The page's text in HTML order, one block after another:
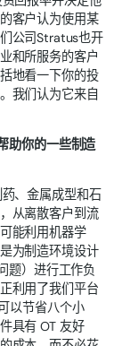
客户认为使用某
公司Stratus也开
和所服务的客户
地看一下你的投
我们认为它来自
助你的一些制造
、金属成型和石
从离散客户到流
能利用机器学
为制造环境设计
题）进行工作负
利用了我们平台
以节省八个小
具有 OT 友好